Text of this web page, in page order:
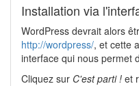
Installation via
WordPress devrait alors
http://wordpress/, et cette
interface qui nous permet
Cliquez sur C'est parti ! et